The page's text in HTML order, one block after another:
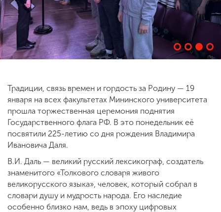
Приемная
комиссия
+7 (831) 262-26-20
Традиции, связь времен и гордость за Родину — 19
января на всех факультетах Мининского университета
прошла торжественная церемония поднятия
Государственного флага РФ. В это понедельник её
посвятили 225-летию со дня рождения Владимира
Ивановича Даля.
В.И. Даль — великий русский лексикограф, создатель
знаменитого «Толкового словаря живого
великорусского языка», человек, который собрал в
словари душу и мудрость народа. Его наследие
особенно близко нам, ведь в эпоху цифровых